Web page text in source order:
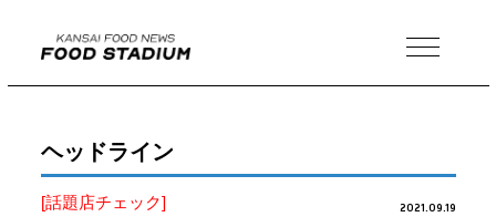
MENU
ヘッドライン
[話題店チェック] 2021.09.19